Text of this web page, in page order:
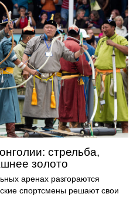
стрельба,
золото
аренах разгораются
спортсмены решают свои